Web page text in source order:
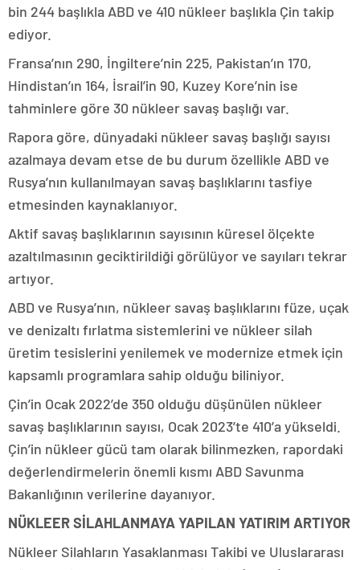
bin 244 başlıkla ABD ve 410 nükleer başlıkla Çin takip
ediyor.
Fransa’nın 290, İngiltere’nin 225, Pakistan’ın 170,
Hindistan’ın 164, İsrail’in 90, Kuzey Kore’nin ise
tahminlere göre 30 nükleer savaş başlığı var.
Rapora göre, dünyadaki nükleer savaş başlığı sayısı
azalmaya devam etse de bu durum özellikle ABD ve
Rusya’nın kullanılmayan savaş başlıklarını tasfiye
etmesinden kaynaklanıyor.
Aktif savaş başlıklarının sayısının küresel ölçekte
azaltılmasının geciktirildiği görülüyor ve sayıları tekrar
artıyor.
ABD ve Rusya’nın, nükleer savaş başlıklarını füze, uçak
ve denizaltı fırlatma sistemlerini ve nükleer silah
üretim tesislerini yenilemek ve modernize etmek için
kapsamlı programlara sahip olduğu biliniyor.
Çin’in Ocak 2022’de 350 olduğu düşünülen nükleer
savaş başlıklarının sayısı, Ocak 2023’te 410’a yükseldi.
Çin’in nükleer gücü tam olarak bilinmezken, rapordaki
değerlendirmelerin önemli kısmı ABD Savunma
Bakanlığının verilerine dayanıyor.
NÜKLEER SİLAHLANMAYA YAPILAN YATIRIM ARTIYOR
Nükleer Silahların Yasaklanması Takibi ve Uluslararası